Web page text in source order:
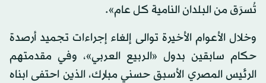
تُسرَق من البلدان النامية كل عام».
وخلال الأعوام الأخيرة توالى إلغاء إجراءات تجميد أرصدة
حكام سابقين بدول «الربيع العربي»، وفي مقدمتهم
الرئيس المصري الأسبق حسني مبارك، الذين احتفى ابناه